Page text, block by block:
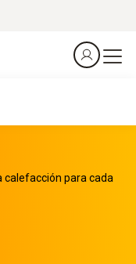
calefacción para cada